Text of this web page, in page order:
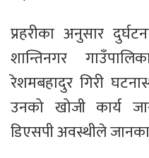
प्रहरीका अनुसार
शान्तिनगर
रेशमबहादुर गिरी
उनको खोजी कार्य
डिएसपी अवस्थीले